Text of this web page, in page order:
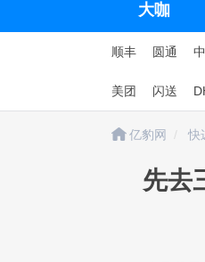
大咖
顺丰 圆通
美团 闪送
亿豹网 快
先去